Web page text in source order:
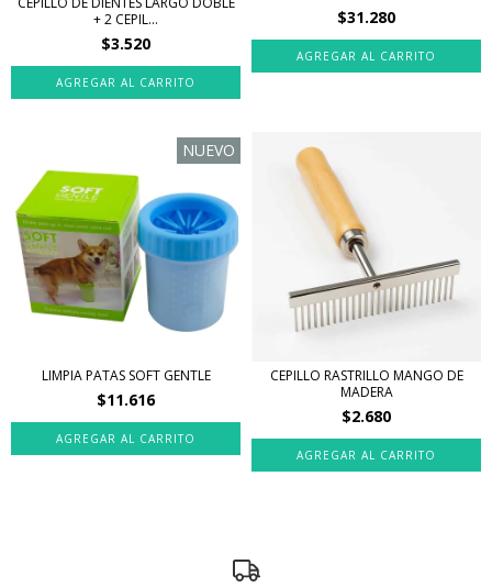
+ 2 CEPIL...
$3.520
$31.280
NUEVO
LIMPIA PATAS SOFT GENTLE
$11.616
AGREGAR AL CARRITO
CEPILLO RASTRILLO MANGO DE
MADERA
$2.680